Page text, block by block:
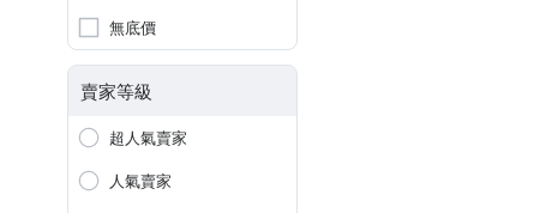
無底價
賣家等級
超人氣賣家
人氣賣家